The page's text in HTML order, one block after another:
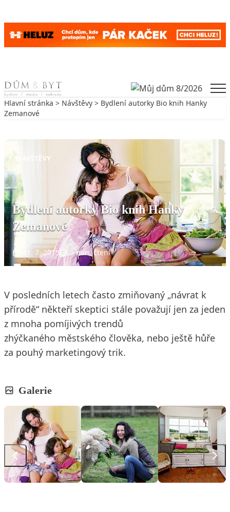
Skip to content
Hlavní stránka > Návštěvy > Bydlení autorky Bio knih Hanky
Zemanové
NÁVŠTĚVY
Bydlení autorky Bio knih Hanky
Zemanové
31. 7. 2015 5 min. čtení
V posledních letech často zmiňovaný „návrat k
přírodě“ někteří skeptici stále považují jen za jeden
z mnoha pomíjivých trendů
zhýčkaného městského člověka, nebo ještě hůře
za pouhý marketingový trik.
Galerie